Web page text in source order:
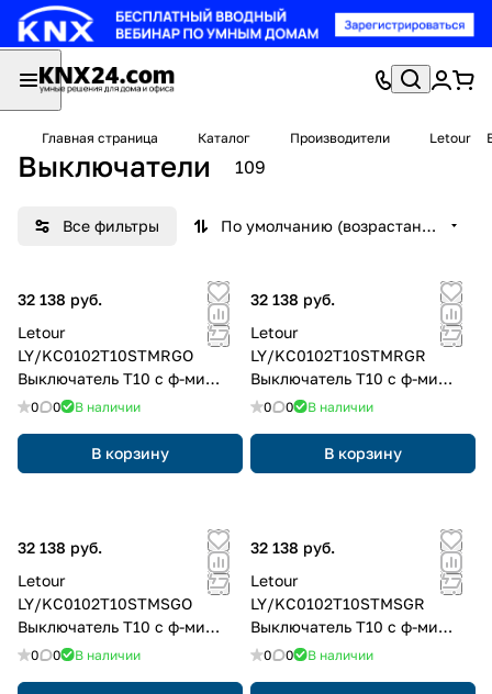
Главная страница Каталог Производители Letour
Выключатели 109
Все фильтры По умолчанию (возрастание)
32 138 руб.
Letour
LY/KC0102T10STMRGO
Выключатель Т10 с ф-ми
вызова сцен, 1 клав., 2
0 0 В наличии
В корзину
32 138 руб.
Letour
LY/KC0102T10STMRGR
Выключатель Т10 с ф-ми
вызова сцен, 1 клав., 2
0 0 В наличии
В корзину
32 138 руб.
Letour
LY/KC0102T10STMSGO
Выключатель Т10 с ф-ми
вызова сцен, 1 клав., 2
0 0 В наличии
32 138 руб.
Letour
LY/KC0102T10STMSGR
Выключатель Т10 с ф-ми
вызова сцен, 1 клав., 2
0 0 В наличии